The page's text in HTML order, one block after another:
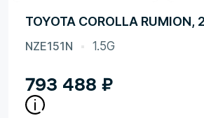
TOYOTA COROLLA RUMION,
NZE151N 1.5G
793 488 ₽